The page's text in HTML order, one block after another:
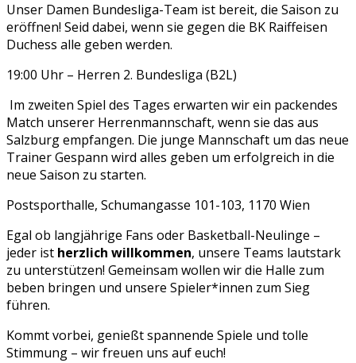
Unser Damen Bundesliga-Team ist bereit, die Saison zu
eröffnen! Seid dabei, wenn sie gegen die BK Raiffeisen
Duchess alle geben werden.
19:00 Uhr – Herren 2. Bundesliga (B2L)
Im zweiten Spiel des Tages erwarten wir ein packendes
Match unserer Herrenmannschaft, wenn sie das aus
Salzburg empfangen. Die junge Mannschaft um das neue
Trainer Gespann wird alles geben um erfolgreich in die
neue Saison zu starten.
Postsporthalle, Schumangasse 101-103, 1170 Wien
Egal ob langjährige Fans oder Basketball-Neulinge –
jeder ist herzlich willkommen, unsere Teams lautstark
zu unterstützen! Gemeinsam wollen wir die Halle zum
beben bringen und unsere Spieler*innen zum Sieg
führen.
Kommt vorbei, genießt spannende Spiele und tolle
Stimmung – wir freuen uns auf euch!